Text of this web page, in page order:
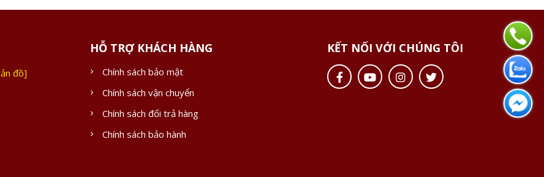
đồ]
HỖ TRỢ KHÁCH HÀNG
Chính sách bảo mật
Chính sách vận chuyển
Chính sách đổi trả hàng
Chính sách bảo hành
KẾT NỐI VỚI CHÚNG TÔI